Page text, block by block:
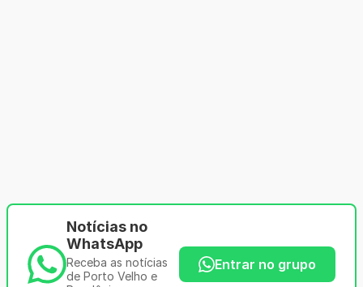
Notícias no
WhatsApp
Receba as notícias
de Porto Velho e
Entrar no grupo